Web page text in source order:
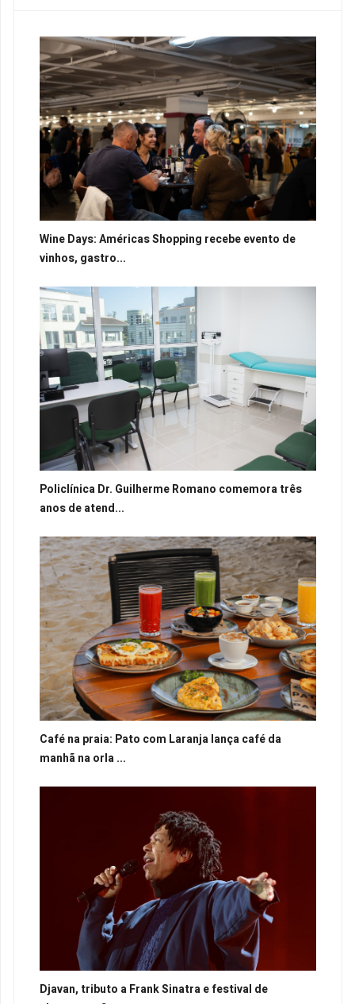
Wine Days: Américas Shopping recebe evento de
vinhos, gastro...
Policlínica Dr. Guilherme Romano comemora três
anos de atend...
Café na praia: Pato com Laranja lança café da
manhã na orla ...
Djavan, tributo a Frank Sinatra e festival de